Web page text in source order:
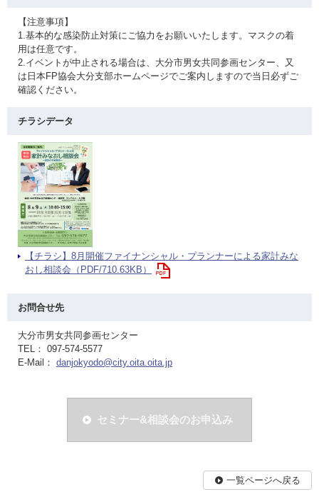
【注意事項】
1.基本的な感染防止対策にご協力をお願いいたします。マスクの着
用は任意です。
2.イベントが中止される場合は、大分市男女共同参画センター、又
は日本FP協会大分支部ホームページでご案内しますので当日必ずご
確認ください。
チラシデータ
【チラシ】8月開催ファイナンシャル・プランナーによる家計みな
おし相談会（PDF/710.63KB）
お問合せ先
大分市男女共同参画センター
TEL： 097-574-5577
E-Mail： danjokyodo@city.oita.oita.jp
セミナー&相談会のお申込み
一覧ページへ戻る